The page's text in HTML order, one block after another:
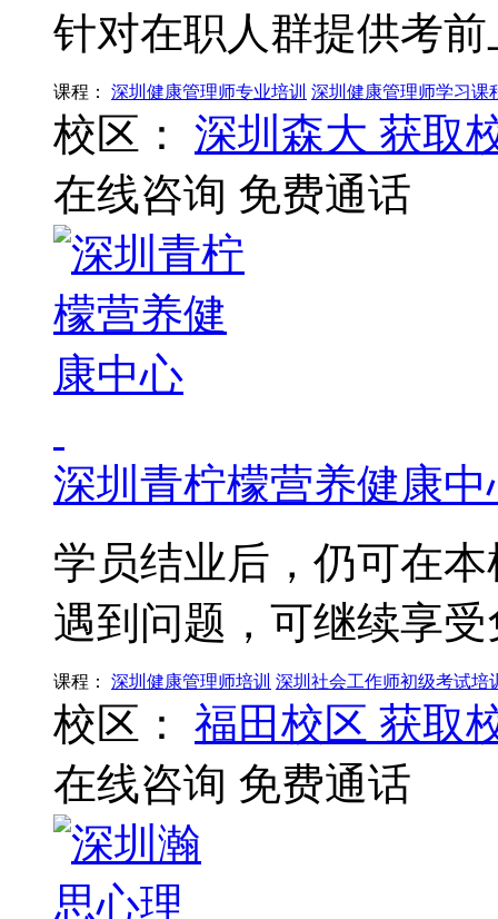
针对在职人群提供考
课程： 深圳健康管理师专业培训 深圳健康管理师学习课
校区： 深圳森大 获取
在线咨询 免费通话
深圳青柠檬营养健康中
学员结业后，仍可在
遇到问题，可继续享
课程： 深圳健康管理师培训 深圳社会工作师初级考试培
校区： 福田校区 获取
在线咨询 免费通话